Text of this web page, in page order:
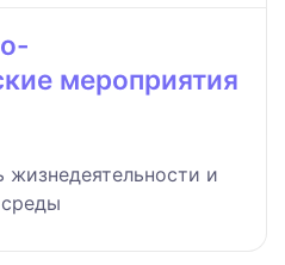
мероприятия
жизнедеятельности и